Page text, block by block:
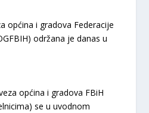
općina i gradova Federacije
održana je danas u
općina i gradova FBiH
se u uvodnom